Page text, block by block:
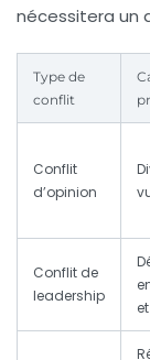
nécessitera un
Type de
conflit
Conflit
d’opinion
Conflit de
leadership